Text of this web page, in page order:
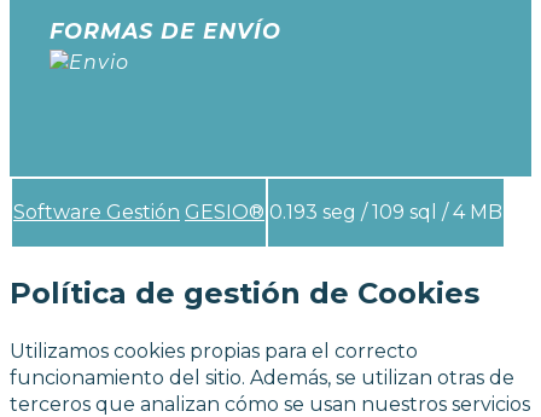
FORMAS DE ENVÍO
Software Gestión GESIO® 0.193 seg /109 sql / 4 MB
Política de gestión de Cookies
Utilizamos cookies propias para el correcto
funcionamiento del sitio. Además, se utilizan otras de
terceros que analizan cómo se usan nuestros servicios